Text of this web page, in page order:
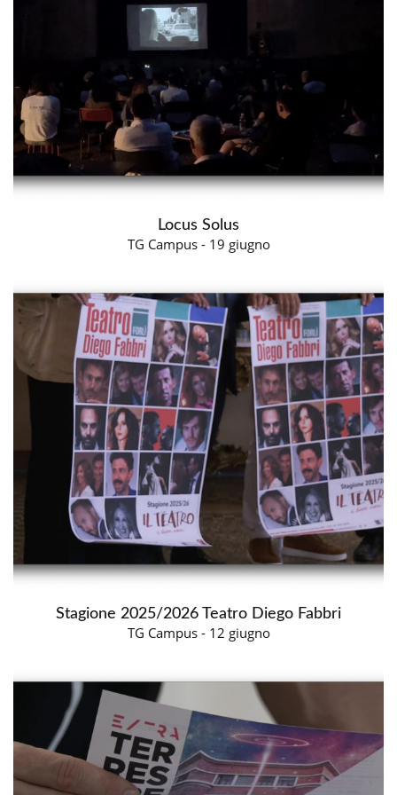
Locus Solus
TG Campus - 19 giugno
Stagione 2025/2026 Teatro Diego Fabbri
TG Campus - 12 giugno